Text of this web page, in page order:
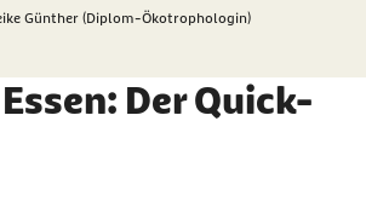
Günther (Diplom-Ökotrophologin)
Der Quick-